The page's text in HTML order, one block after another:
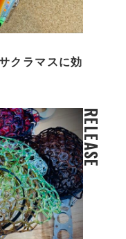
クラマスに効
RELEASE